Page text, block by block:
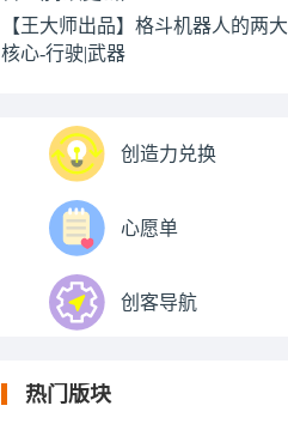
【王大师出品】格斗机器人的两大
核心-行驶|武器
创造力兑换
心愿单
创客导航
热门版块